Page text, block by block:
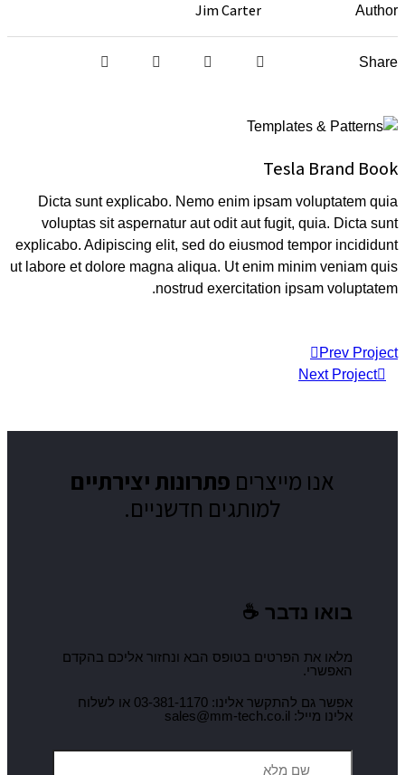
Dicta sunt explicabo. Nemo
voluptas sit aspernatur aut
explicabo. Adipiscing elit, sed
ut labore et dolore magna
nostrud
Jim
יצירתיים
הבא ונחזור אליכם בהקדם
אפשר גם להתקשר אלינו: 03-381-1170 או לשלוח